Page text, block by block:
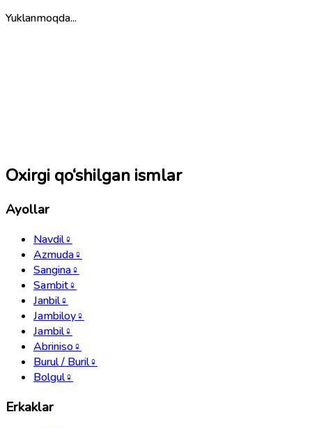
Yuklanmoqda...
Oxirgi qo‘shilgan ismlar
Ayollar
Navdil♀
Azmuda♀
Sangina♀
Sambit♀
Janbil♀
Jambiloy♀
Jambil♀
Abriniso♀
Burul / Buril♀
Bolgul♀
Erkaklar